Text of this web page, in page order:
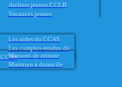
Ateliers jeunes CCLB
Vacances jeunes
Les aides du CCAS
Les comptes-rendus du
CCASMaisons de retraite
Maintien à domicile